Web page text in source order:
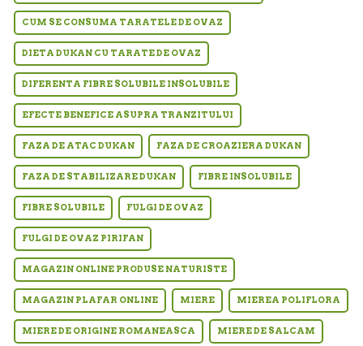
CUM SE CONSUMA TARATELE DE OVAZ
DIETA DUKAN CU TARATE DE OVAZ
DIFERENTA FIBRE SOLUBILE INSOLUBILE
EFECTE BENEFICE ASUPRA TRANZITULUI
FAZA DE ATAC DUKAN FAZA DE CROAZIERA DUKAN
FAZA DE STABILIZARE DUKAN FIBRE INSOLUBILE
FIBRE SOLUBILE FULGI DE OVAZ
FULGI DE OVAZ PIRIFAN
MAGAZIN ONLINE PRODUSE NATURISTE
MAGAZIN PLAFAR ONLINE MIERE MIEREA POLIFLORA
MIERE DE ORIGINE ROMANEASCA MIERE DE SALCAM